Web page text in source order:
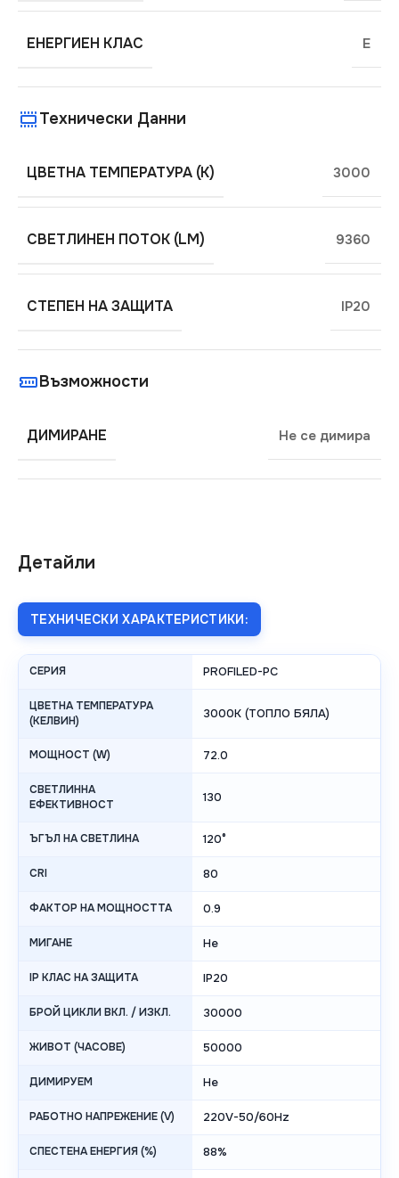
Детайли
ТЕХНИЧЕСКИ ХАРАКТЕРИСТИКИ:
СЕРИЯ PROFILED-PC
ЦВЕТНА ТЕМПЕРАТУРА
(КЕЛВИН)
3000K (ТОПЛО БЯЛА)
МОЩНОСТ (W) 72.0
СВЕТЛИННА
ЕФЕКТИВНОСТ
130
ЪГЪЛ НА СВЕТЛИНА 120°
CRI 80
ФАКТОР НА МОЩНОСТТА 0.9
МИГАНЕ Не
IP КЛАС НА ЗАЩИТА IP20
БРОЙ ЦИКЛИ ВКЛ. / ИЗКЛ. 30000
ЖИВОТ (ЧАСОВЕ) 50000
ДИМИРУЕМ Не
РАБОТНО НАПРЕЖЕНИЕ (V) 220V-50/60Hz
СПЕСТЕНА ЕНЕРГИЯ (%) 88%
ЕНЕРГИЕН КЛАС E
Технически Данни
ЦВЕТНА ТЕМПЕРАТУРА (K) 3000
СВЕТЛИНЕН ПОТОК (LM) 9360
СТЕПЕН НА ЗАЩИТА IP20
Възможности
ДИМИРАНЕ Не се димира